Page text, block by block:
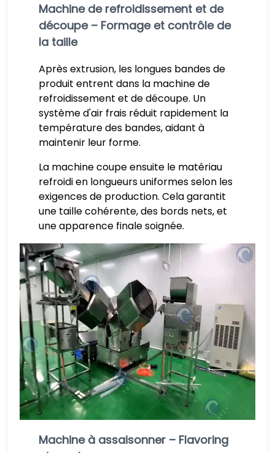
Machine de refroidissement et de
découpe – Formage et contrôle de
la taille
Après extrusion, les longues bandes de
produit entrent dans la machine de
refroidissement et de découpe. Un
système d'air frais réduit rapidement la
température des bandes, aidant à
maintenir leur forme.
La machine coupe ensuite le matériau
refroidi en longueurs uniformes selon les
exigences de production. Cela garantit
une taille cohérente, des bords nets, et
une apparence finale soignée.
Machine à assaisonner – Flavoring